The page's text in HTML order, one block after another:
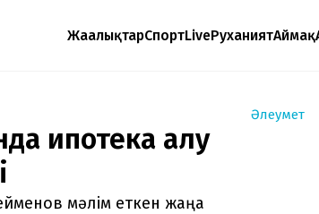
ЖаңалықтарСпортLiveРуханиятАймақ
Әлеумет
ипотека алу
мәлім еткен жаңа